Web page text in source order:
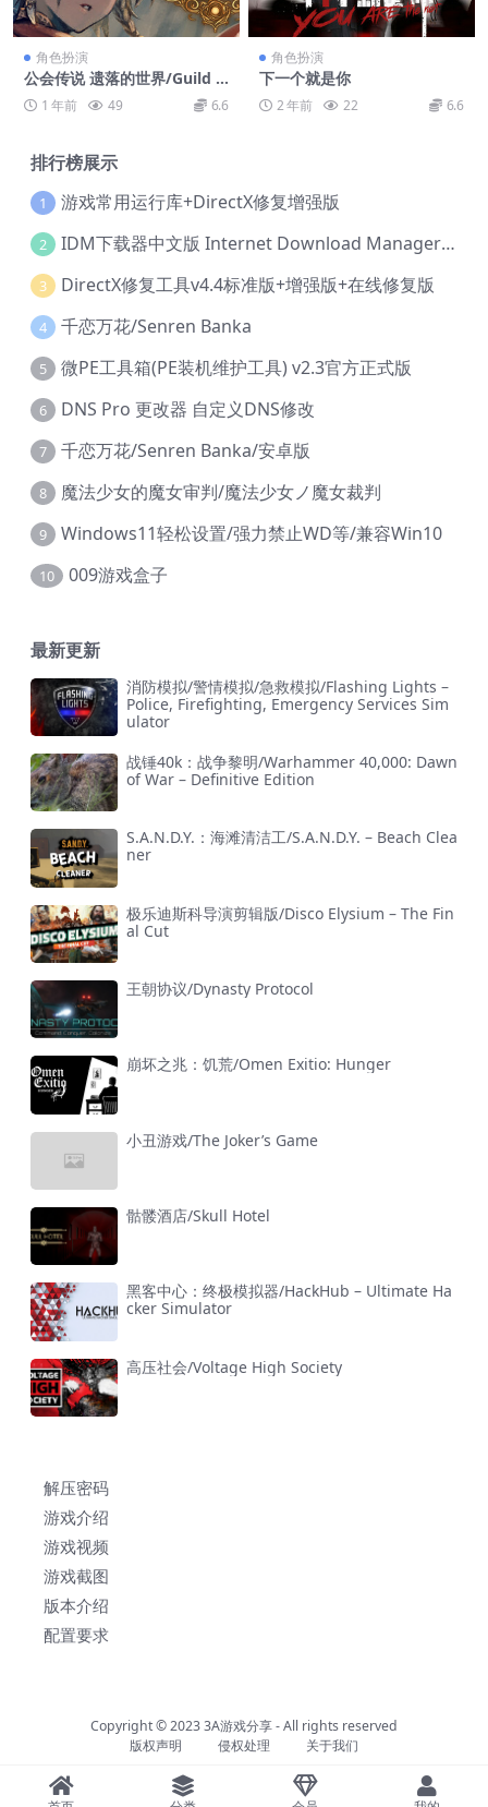
角色扮演
公会传说 遗落的世界/Guild S
aga: Vanished Worlds
1 年前 49 6.6
角色扮演
下一个就是你
2 年前 22 6.6
排行榜展示
1 游戏常用运行库+DirectX修复增强版
2 IDM下载器中文版 Internet Download Manager v6.42.36 IDM
3 DirectX修复工具v4.4标准版+增强版+在线修复版
4 千恋万花/Senren Banka
5 微PE工具箱(PE装机维护工具) v2.3官方正式版
6 DNS Pro 更改器 自定义DNS修改
7 千恋万花/Senren Banka/安卓版
8 魔法少女的魔女审判/魔法少女ノ魔女裁判
9 Windows11轻松设置/强力禁止WD等/兼容Win10
10 009游戏盒子
最新更新
消防模拟/警情模拟/急救模拟/Flashing Lights –
Police, Firefighting, Emergency Services Sim
ulator
战锤40k：战争黎明/Warhammer 40,000: Dawn
of War – Definitive Edition
S.A.N.D.Y.：海滩清洁工/S.A.N.D.Y. – Beach Clea
ner
极乐迪斯科导演剪辑版/Disco Elysium – The Fin
al Cut
王朝协议/Dynasty Protocol
崩坏之兆：饥荒/Omen Exitio: Hunger
小丑游戏/The Joker’s Game
骷髅酒店/Skull Hotel
黑客中心：终极模拟器/HackHub – Ultimate Ha
cker Simulator
高压社会/Voltage High Society
解压密码
游戏介绍
游戏视频
游戏截图
版本介绍
配置要求
Copyright © 20233A游戏分享- All rights reserved
版权声明
侵权处理 关于我们